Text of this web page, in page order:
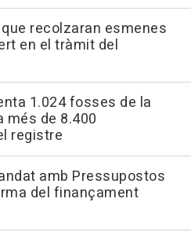
recolzaran esmenes
en el tràmit del
1.024 fosses de la
més de 8.400
registre
amb Pressupostos
del finançament